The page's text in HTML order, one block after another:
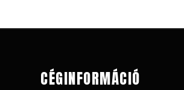
CÉGINFORMÁCIÓ